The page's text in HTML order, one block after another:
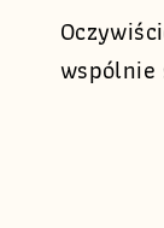
wspólnie